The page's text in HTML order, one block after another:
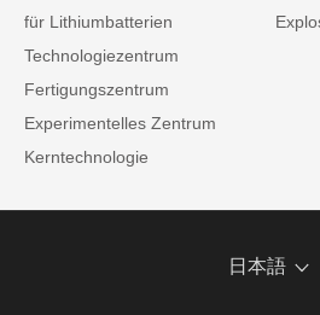
für Lithiumbatterien
Technologiezentrum
Fertigungszentrum
Experimentelles Zentrum
Kerntechnologie
日本語